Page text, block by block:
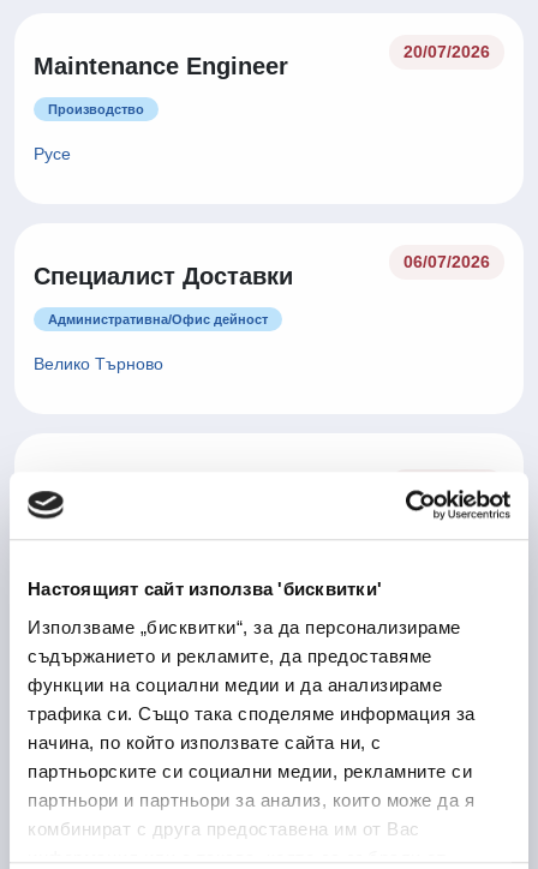
Настоящият сайт използва 'бисквитки'
Използваме „бисквитки“, за да персонализираме
съдържанието и рекламите, да предоставяме
функции на социални медии и да анализираме
трафика си. Също така споделяме информация за
начина, по който използвате сайта ни, с
партньорските си социални медии, рекламните си
партньори и партньори за анализ, които може да я
комбинират с друга предоставена им от Вас
Maintenance Engineer
20/07/2026
Производство
Русе
Специалист Доставки
06/07/2026
Административна/Oфис дейност
Велико Търново
Оператор производство -
Лекарствени продукти
06/07/2026
Laboratory Logistics
Associate
30/06/2026
Медицина и здравеопазване
на мястоСофия